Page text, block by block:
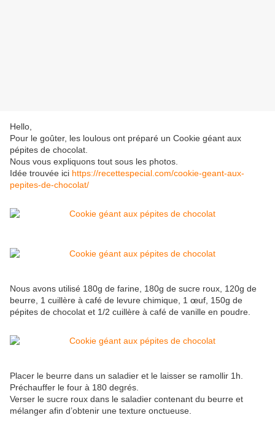
Hello,
Pour le goûter, les loulous ont préparé un Cookie géant aux
pépites de chocolat.
Nous vous expliquons tout sous les photos.
Idée trouvée ici https://recettespecial.com/cookie-geant-aux-
pepites-de-chocolat/
Nous avons utilisé 180g de farine, 180g de sucre roux, 120g de
beurre, 1 cuillère à café de levure chimique, 1 œuf, 150g de
pépites de chocolat et 1/2 cuillère à café de vanille en poudre.
Placer le beurre dans un saladier et le laisser se ramollir 1h.
Préchauffer le four à 180 degrés.
Verser le sucre roux dans le saladier contenant du beurre et
mélanger afin d’obtenir une texture onctueuse.